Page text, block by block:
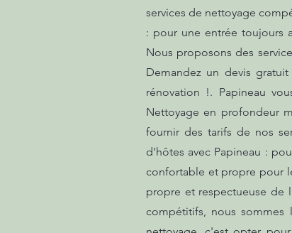
services de nettoyage
: pour une entrée toujours
Nous proposons des
Demandez un devis
rénovation !. Papineau
Nettoyage en profondeur
fournir des tarifs de nos
d'hôtes avec Papineau :
confortable et propre pour
propre et respectueuse de
compétitifs, nous sommes